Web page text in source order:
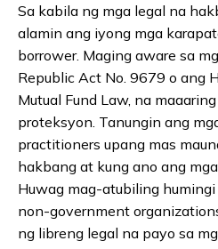
Sa kabila ng mga legal na
alamin ang iyong mga
borrower. Maging aware sa
Republic Act No. 9679 o ang
Mutual Fund Law, na
proteksyon. Tanungin ang
practitioners upang mas
hakbang at kung ano ang
Huwag mag-atubiling
non-government
ng libreng legal na payo sa